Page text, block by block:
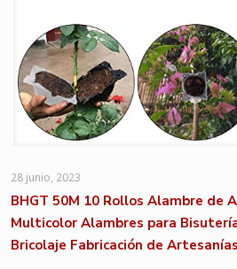
28 junio, 2023
BHGT 50M 10 Rollos Alambre de
Multicolor Alambres para
Bricolaje Fabricación de